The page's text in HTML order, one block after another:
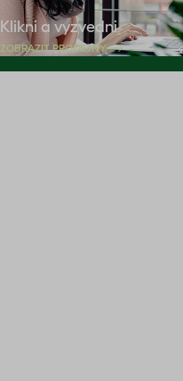
Klikni a vyzvedni
ZOBRAZIT PRODEJNY